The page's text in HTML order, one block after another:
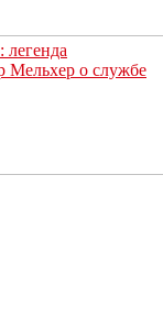
Мельхер о службе